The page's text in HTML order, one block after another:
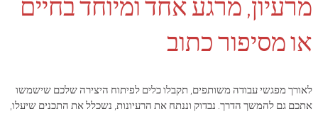
מרעיון, מרגע אחד ומיוחד בחיים
או מסיפור כתוב
לאורך מפגשי עבודה משותפים, תקבלו כלים לפיתוח היצירה שלכם שישמשו
אתכם גם להמשך הדרך. נבדוק וננתח את הרעיונות, נשכלל את התכנים שיעלו,